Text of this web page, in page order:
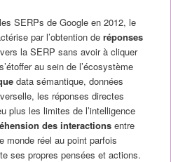
SERPs de Google en 2012, le
par l’obtention de réponses
la SERP sans avoir à cliquer
au sein de l’écosystème
data sémantique, données
les réponses directes
plus les limites de l’intelligence
des interactionsentre
monde réel au point parfois
ses propres pensées et actions.